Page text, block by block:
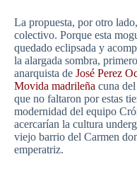
La propuesta, por otro
colectivo. Porque esta
quedado eclipsada y
la alargada sombra,
anarquista de José Perez
Movida madrileña cuna
que no faltaron por estas
modernidad del equipo
acercarían la cultura
viejo barrio del Carmen
emperatriz.